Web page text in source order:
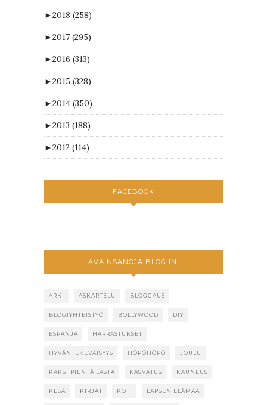
►2018 (258)
►2017 (295)
►2016 (313)
►2015 (328)
►2014 (350)
►2013 (188)
►2012 (114)
FACEBOOK
AVAINSANOJA BLOGIIN:
ARKI ASKARTELU BLOGGAUS
BLOGIYHTEISTYÖ BOLLYWOOD DIY
ESPANJA HARRASTUKSET
HYVÄNTEKEVÄISYYS HÖPÖHÖPÖ JOULU
KAKSI PIENTÄ LASTA KASVATUS KAUNEUS
KESÄ KIRJAT KOTI LAPSEN ELÄMÄÄ